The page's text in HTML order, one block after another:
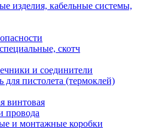
изделия, кабельные системы,
скотч
и соединители
для пистолета (термоклей)
винтовая
провода
и монтажные коробки